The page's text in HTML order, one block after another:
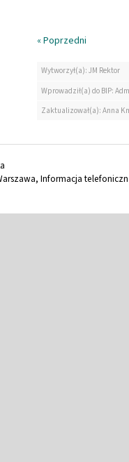
« Poprzedni
Wytworzył(a): JM Rektor
Wprowadził(a) do BIP:
Zaktualizował(a): Anna
Informacja